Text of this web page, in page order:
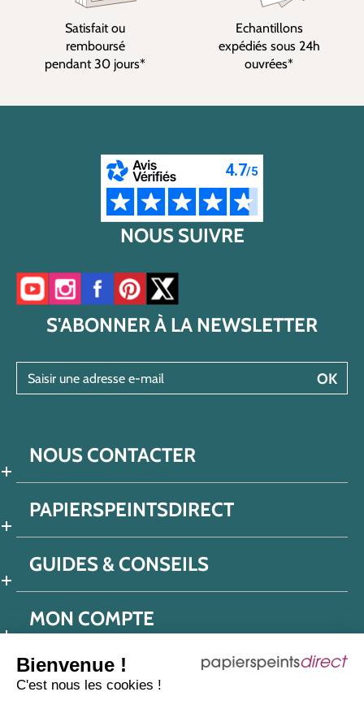
Bienvenue !
C'est nous les cookies !
Satisfait ou
remboursé
pendant 30 jours*
Echantillons
expédiés sous 24h
ouvrées*
NOUS SUIVRE
Accéder à notre chaîne YouTube
Accéder à notre compte Instagram
Accéder à notre page Facebook
Accéder à notre compte Pinterest
Accéder à notre compte Twitter/X
S'ABONNER À LA NEWSLETTER
OK
NOUS CONTACTER
PAPIERSPEINTSDIRECT
GUIDES & CONSEILS
MON COMPTE